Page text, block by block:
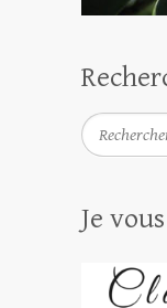
Rechercher
Je